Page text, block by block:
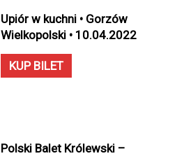
Upiór w kuchni • Gorzów
Wielkopolski • 10.04.2022
KUP BILET
Polski Balet Królewski –